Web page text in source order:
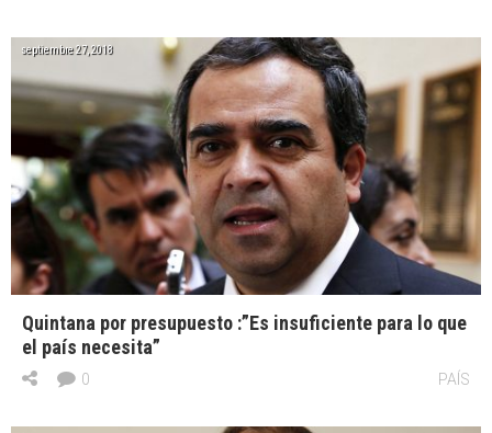
septiembre 27, 2018
Quintana por presupuesto :”Es insuficiente para lo que
el país necesita”
PAÍS
0